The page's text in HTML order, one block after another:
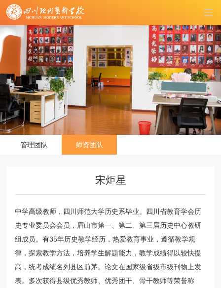
管理团队 师资团队
宋炬星
中学高级教师，四川师范大学历史系毕业。四川省教育学会历
史专业委员会会员，眉山市第一、第二、第三届历史中心教研
组成员。有35年历史教学经历，热爱教育事业，遵循教学规
律，探索教学方法，培养学生解题能力，教学成绩得以较快提
高，统考成绩名列县区前茅。论文在国家级省级市级刊物上发
表。多次获得县级优秀教师、优秀团干、骨干教师等荣誉称